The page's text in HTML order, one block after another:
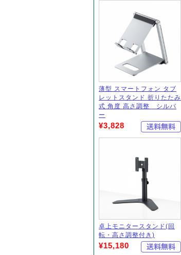
薄型 スマートフォン タブ
レットスタンド 折りたたみ
式 角度 高さ調整 シルバ
ー
¥3,828
卓上モニタースタンド(回
転・高さ調整付き)
¥15,180